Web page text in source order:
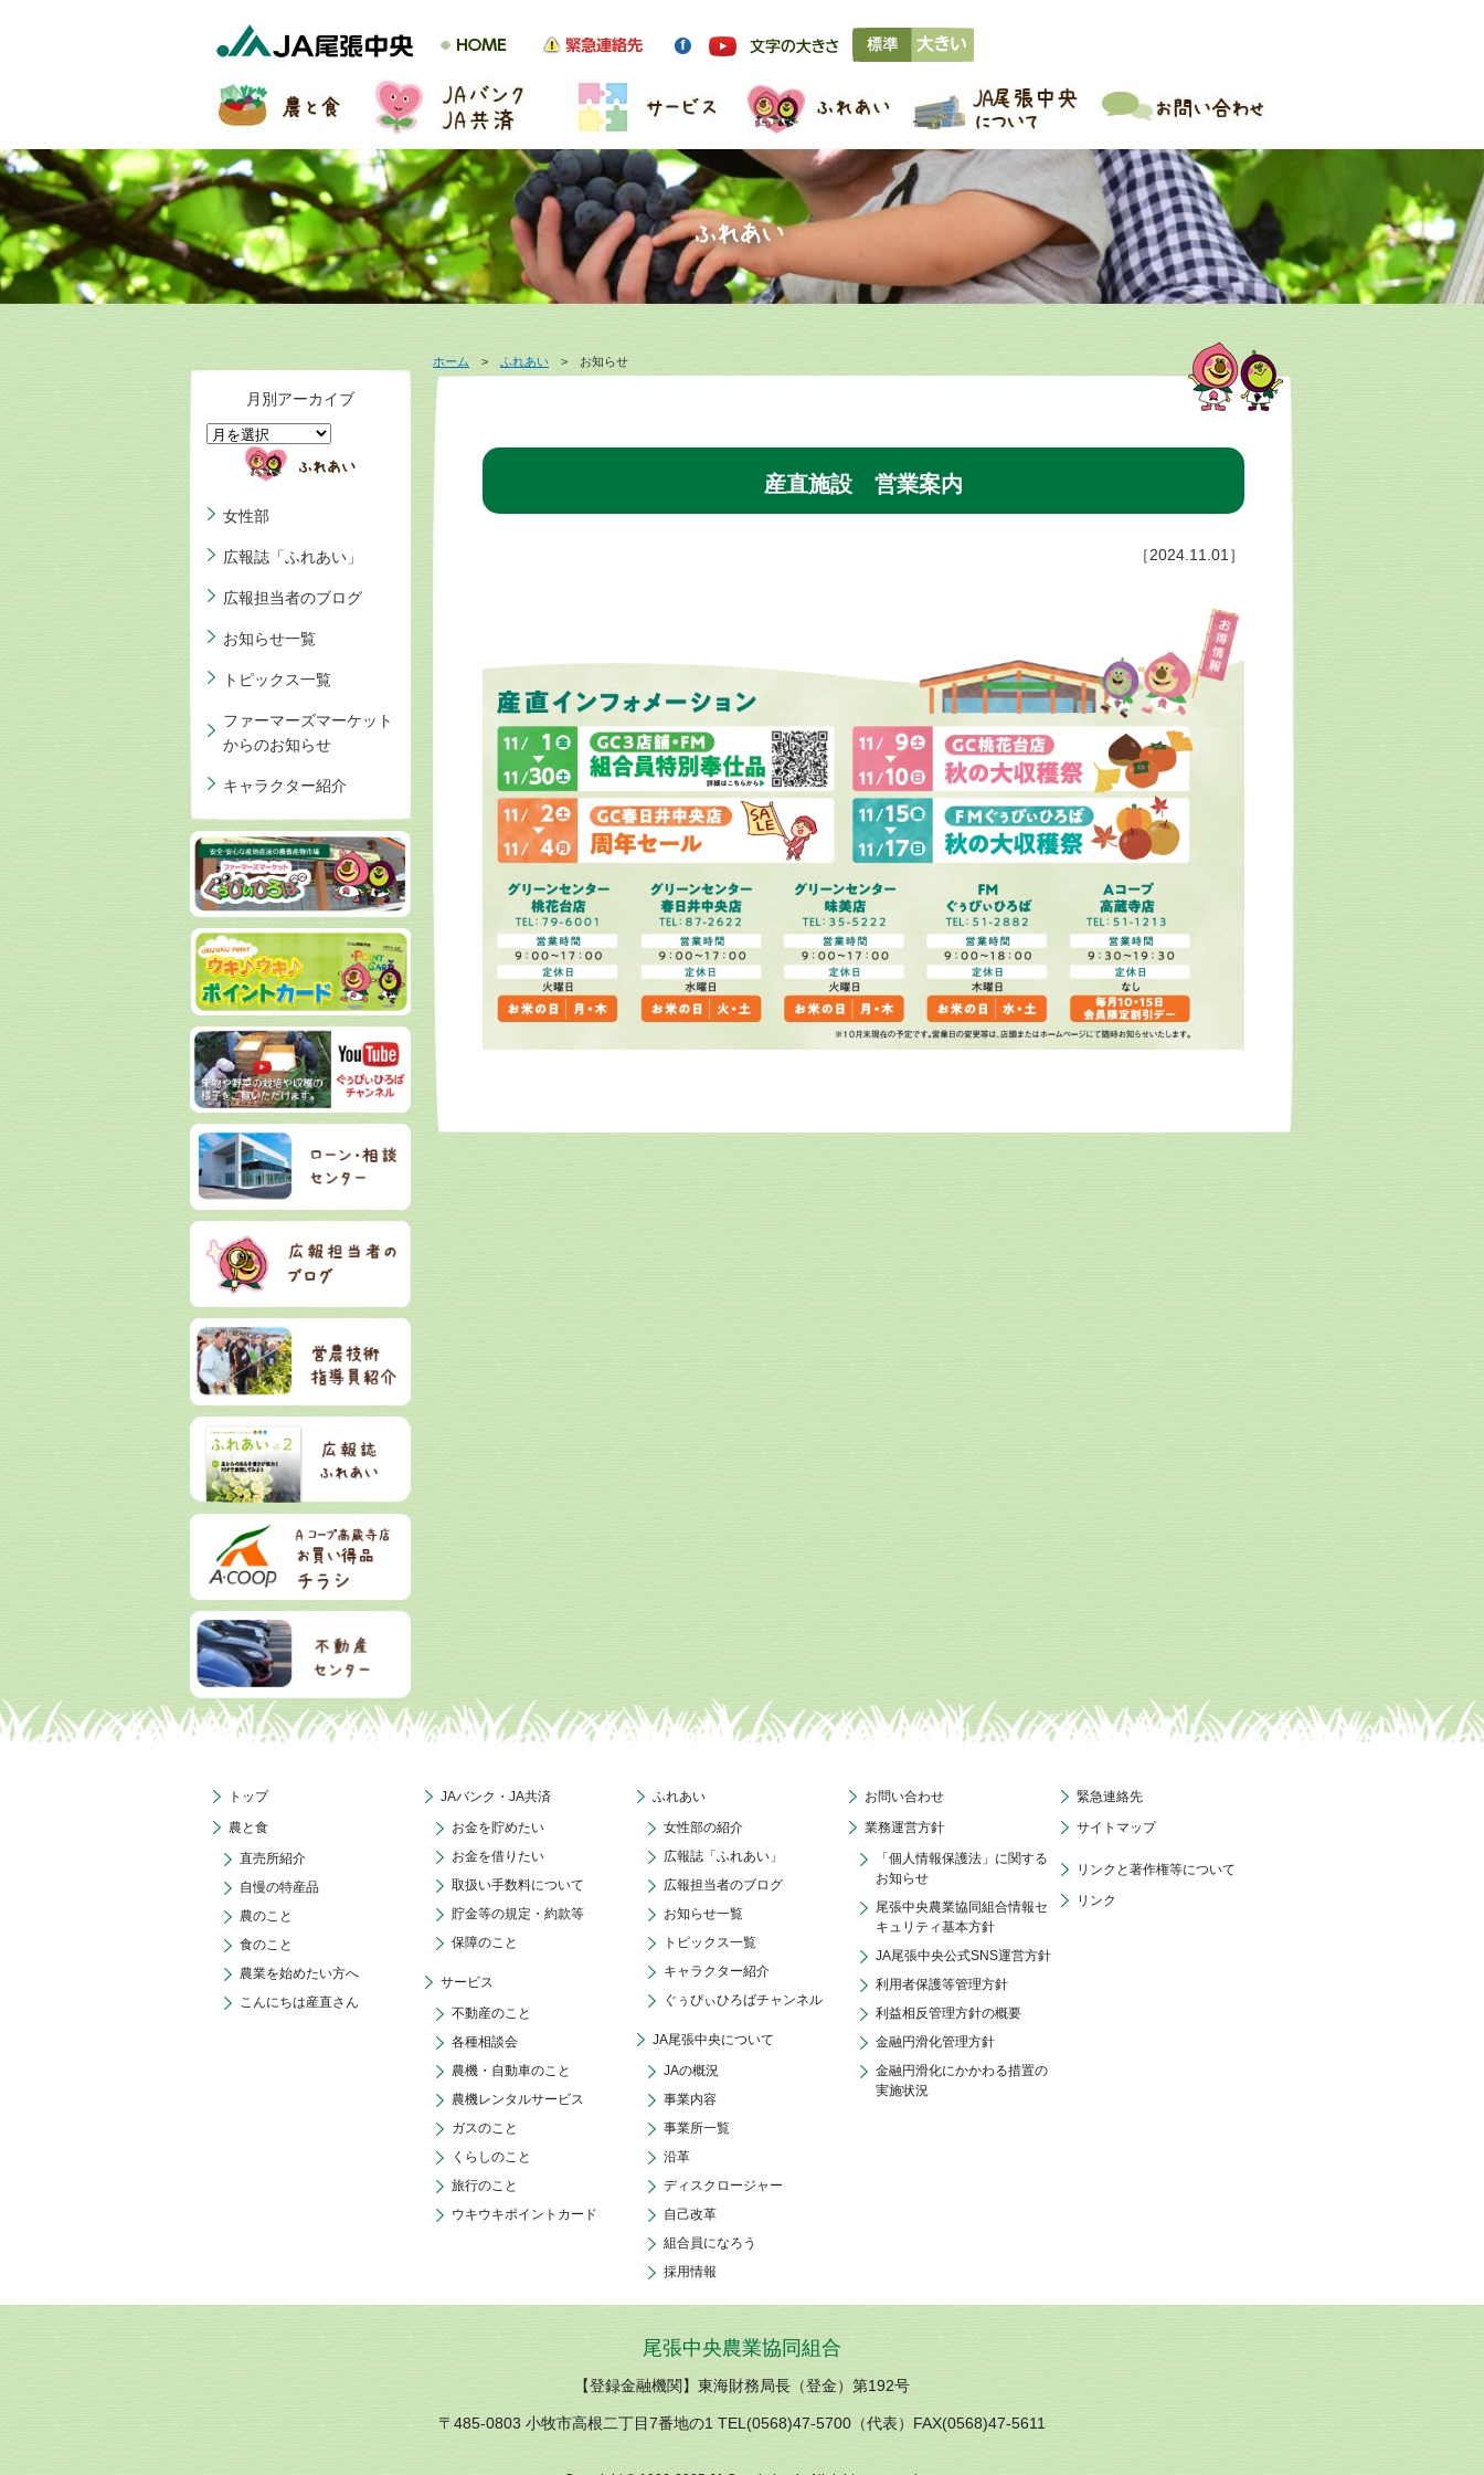
ホーム > ふれあい > お知らせ
産直施設 営業案内
［2024.11.01］
月別アーカイブ
女性部
広報誌「ふれあい」
広報担当者のブログ
お知らせ一覧
トピックス一覧
ファーマーズマーケット
からのお知らせ
キャラクター紹介
トップ
農と食
直売所紹介
自慢の特産品
農のこと
食のこと
農業を始めたい方へ
こんにちは産直さん
JAバンク・JA共済
お金を貯めたい
お金を借りたい
取扱い手数料について
貯金等の規定・約款等
保障のこと
サービス
不動産のこと
各種相談会
農機・自動車のこと
農機レンタルサービス
ガスのこと
くらしのこと
旅行のこと
ウキウキポイントカード
ふれあい
女性部の紹介
広報誌「ふれあい」
広報担当者のブログ
お知らせ一覧
トピックス一覧
キャラクター紹介
ぐぅぴぃひろばチャンネル
JA尾張中央について
JAの概況
事業内容
事業所一覧
沿革
ディスクロージャー
自己改革
組合員になろう
採用情報
お問い合わせ
業務運営方針
「個人情報保護法」に関する
お知らせ
尾張中央農業協同組合情報セ
キュリティ基本方針
JA尾張中央公式SNS運営方針
利用者保護等管理方針
利益相反管理方針の概要
金融円滑化管理方針
金融円滑化にかかわる措置の
実施状況
緊急連絡先
サイトマップ
リンクと著作権等について
リンク
尾張中央農業協同組合
【登録金融機関】東海財務局長（登金）第192号
〒485-0803 小牧市高根二丁目7番地の1 TEL(0568)47-5700（代表）FAX(0568)47-5611